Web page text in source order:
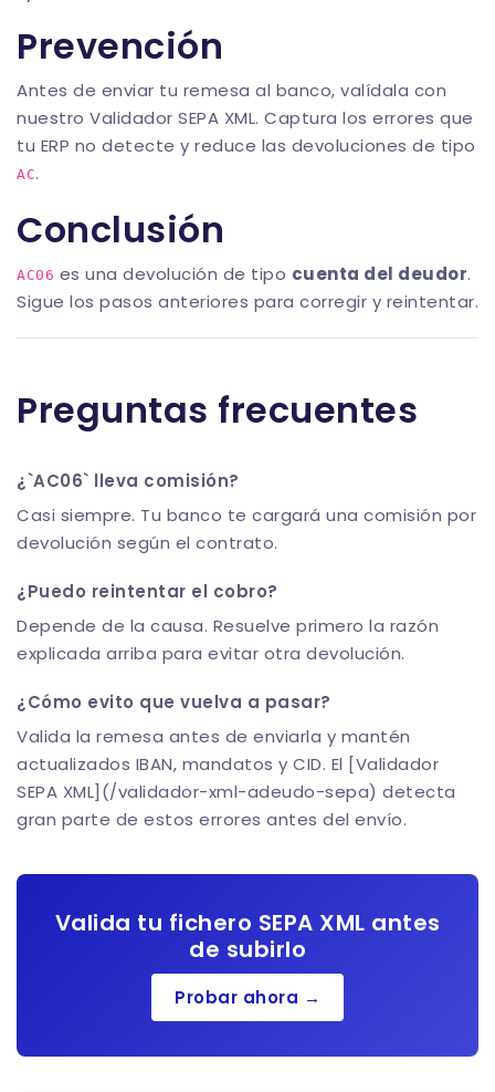
Prevención
Antes de enviar tu remesa al banco, valídala con
nuestro Validador SEPA XML. Captura los errores que
tu ERP no detecte y reduce las devoluciones de tipo
AC.
Conclusión
AC06 es una devolución de tipo cuenta del deudor.
Sigue los pasos anteriores para corregir y reintentar.
Preguntas frecuentes
¿`AC06` lleva comisión?
Casi siempre. Tu banco te cargará una comisión por
devolución según el contrato.
¿Puedo reintentar el cobro?
Depende de la causa. Resuelve primero la razón
explicada arriba para evitar otra devolución.
¿Cómo evito que vuelva a pasar?
Valida la remesa antes de enviarla y mantén
actualizados IBAN, mandatos y CID. El [Validador
SEPA XML](/validador-xml-adeudo-sepa) detecta
gran parte de estos errores antes del envío.
Valida tu fichero SEPA XML antes
de subirlo
Probar ahora →